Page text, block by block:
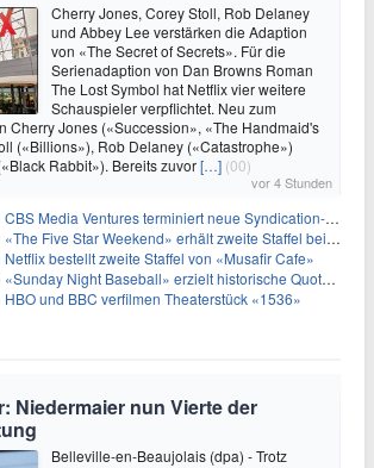
Cherry Jones, Corey Stoll, Rob Delaney
und Abbey Lee verstärken die Adaption
von «The Secret of Secrets». Für die
Serienadaption von Dan Browns Roman
The Lost Symbol hat Netflix vier weitere
Schauspieler verpflichtet. Neu zum
Cherry Jones («Succession», «The Handmaid's
(«Billions»), Rob Delaney («Catastrophe»)
Rabbit»). Bereits zuvor[…] (00)
vor 4 Stunden
CBS Media Ventures terminiert neue Syndication-Formate
«The Five Star Weekend» erhält zweite Staffel bei Peacock
Netflix bestellt zweite Staffel von «Musafir Cafe»
«Sunday Night Baseball» erzielt historische Quotenserie für NBC
HBO und BBC verfilmen Theaterstück «1536»
Niedermaier nun Vierte der
Belleville-en-Beaujolais (dpa) - Trotz